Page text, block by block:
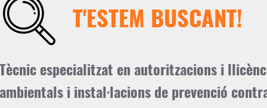
T'ESTEM BUSCANT!
Tècnic especialitzat en autoritzacions i
ambientals i instal·lacions de prevenció